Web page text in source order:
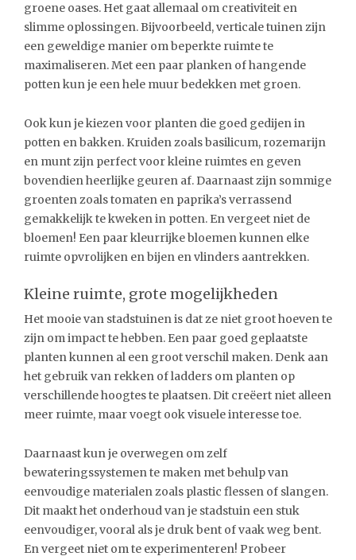
groene oases. Het gaat allemaal om creativiteit en
slimme oplossingen. Bijvoorbeeld, verticale tuinen zijn
een geweldige manier om beperkte ruimte te
maximaliseren. Met een paar planken of hangende
potten kun je een hele muur bedekken met groen.
Ook kun je kiezen voor planten die goed gedijen in
potten en bakken. Kruiden zoals basilicum, rozemarijn
en munt zijn perfect voor kleine ruimtes en geven
bovendien heerlijke geuren af. Daarnaast zijn sommige
groenten zoals tomaten en paprika’s verrassend
gemakkelijk te kweken in potten. En vergeet niet de
bloemen! Een paar kleurrijke bloemen kunnen elke
ruimte opvrolijken en bijen en vlinders aantrekken.
Kleine ruimte, grote mogelijkheden
Het mooie van stadstuinen is dat ze niet groot hoeven te
zijn om impact te hebben. Een paar goed geplaatste
planten kunnen al een groot verschil maken. Denk aan
het gebruik van rekken of ladders om planten op
verschillende hoogtes te plaatsen. Dit creëert niet alleen
meer ruimte, maar voegt ook visuele interesse toe.
Daarnaast kun je overwegen om zelf
bewateringssystemen te maken met behulp van
eenvoudige materialen zoals plastic flessen of slangen.
Dit maakt het onderhoud van je stadstuin een stuk
eenvoudiger, vooral als je druk bent of vaak weg bent.
En vergeet niet om te experimenteren! Probeer